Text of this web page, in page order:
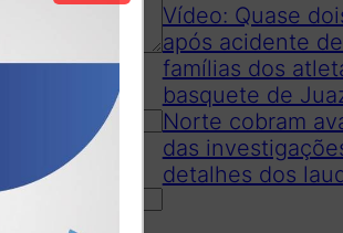
Vídeo: Quase
após acidente
famílias dos
basquete de
Norte cobram
das
detalhes dos